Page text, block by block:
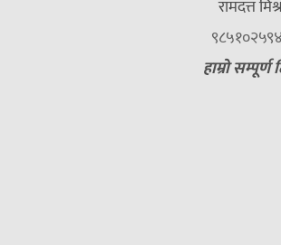
रामदत्त
हाम्रो सम्पूर्ण